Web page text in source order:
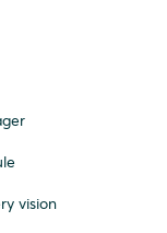
vision